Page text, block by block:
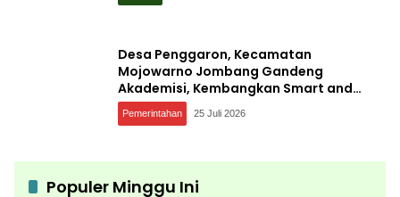
Desa Penggaron, Kecamatan
Mojowarno Jombang Gandeng
Akademisi, Kembangkan Smart and
Sustainable Village, Ini Tujuannya
Pemerintahan 25 Juli 2026
Populer Minggu Ini